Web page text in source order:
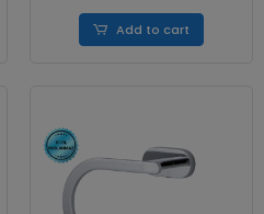
Add to cart